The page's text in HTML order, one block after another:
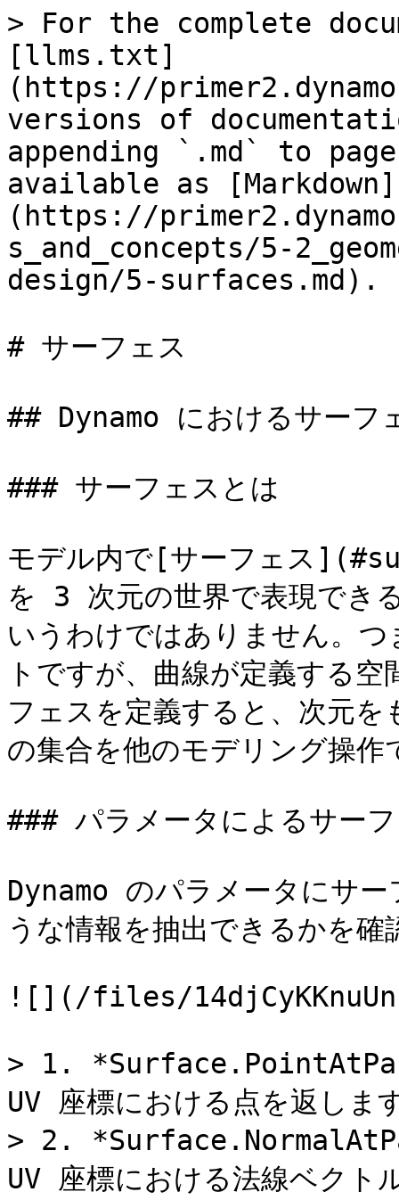
> For the complete
[llms.txt]
(https://
versions of
appending `.md` to
available as [Markdown]
(https://
s_and_concepts/5-
design/5-surfaces.md).
# サーフェス
## Dynamo におけるサーフ
### サーフェスとは
モデル内で[サーフェス
を 3 次元の世界で表現でき
いうわけではありません。
トですが、曲線が定義する
フェスを定義すると、次元
の集合を他のモデリング操
### パラメータによるサー
Dynamo のパラメータにサ
うな情報を抽出できるかを確
![](/files/
> 1.
UV 座標における点を返しま
> 2.
UV 座標における法線ベクト